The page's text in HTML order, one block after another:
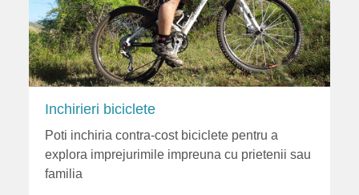
Inchirieri biciclete
Poti inchiria contra-cost biciclete pentru a
explora imprejurimile impreuna cu prietenii sau
familia